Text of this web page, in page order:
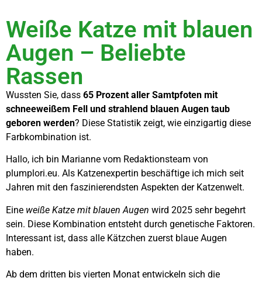
Weiße Katze mit blauen
Augen – Beliebte
Rassen
Wussten Sie, dass 65 Prozent aller Samtpfoten mit
schneeweißem Fell und strahlend blauen Augen taub
geboren werden? Diese Statistik zeigt, wie einzigartig diese
Farbkombination ist.
Hallo, ich bin Marianne vom Redaktionsteam von
plumplori.eu. Als Katzenexpertin beschäftige ich mich seit
Jahren mit den faszinierendsten Aspekten der Katzenwelt.
Eine weiße Katze mit blauen Augen wird 2025 sehr begehrt
sein. Diese Kombination entsteht durch genetische Faktoren.
Interessant ist, dass alle Kätzchen zuerst blaue Augen
haben.
Ab dem dritten bis vierten Monat entwickeln sich die